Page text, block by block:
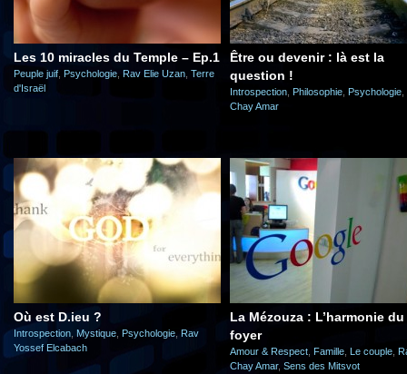
Les 10 miracles du Temple – Ep.1
Peuple juif Psychologie Rav Elie Uzan Terre
d'Israël
Être ou devenir : là est la
question !
Introspection Philosophie Psychologie
Chay Amar
Où est D.ieu ?
Introspection Mystique Psychologie ,Rav
Yossef Elcabach
La Mézouza : L’harmonie du
foyer
Amour & Respect Famille Le couple
Chay Amar, Sens des Mitsvot